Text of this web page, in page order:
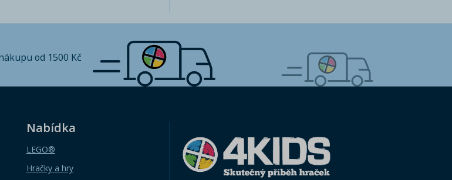
od 1500 Kč
Nabídka
LEGO®
Hračky a hry